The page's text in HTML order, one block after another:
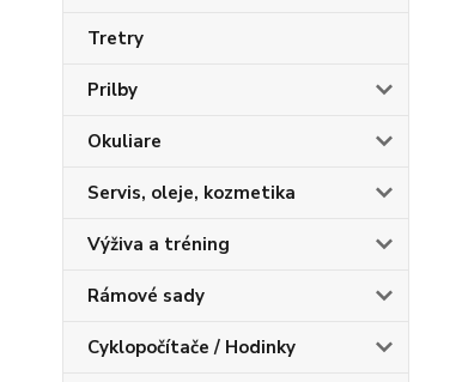
Tretry
Prilby
Okuliare
Servis, oleje, kozmetika
Výživa a tréning
Rámové sady
Cyklopočítače / Hodinky